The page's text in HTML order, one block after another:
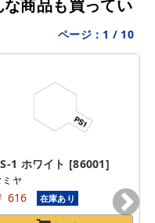
ページ： 1 / 10
1 ホワイト [86001]
ミヤ
616 在庫あり